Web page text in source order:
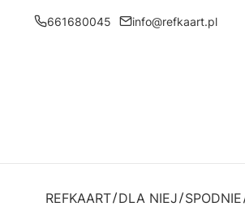
661680045 info@refkaart.pl
REFKAART DLA NIEJ SPODNIE